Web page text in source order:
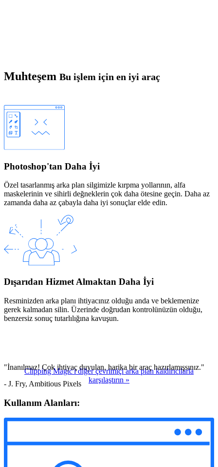
Muhteşem Bu işlem için en iyi araç
Photoshop'tan Daha İyi
Özel tasarlanmış arka plan silgimizle kırpma yollarının, alfa
maskelerinin ve sihirli değneklerin çok daha ötesine geçin. Daha az
zamanda daha az çabayla daha iyi sonuçlar elde edin.
Dışarıdan Hizmet Almaktan Daha İyi
Resminizden arka planı ihtiyacınız olduğu anda ve beklemenize
gerek kalmadan silin. Üzerinde doğrudan kontrolünüzün olduğu,
benzersiz sonuç tutarlılığına kavuşun.
Clipping Magic'i diğer çevrimiçi arka plan kaldırıcılarla
karşılaştırın »
"İnanılmaz! Çok ihtiyaç duyulan, harika bir araç hazırlamışsınız."
- J. Fry, Ambitious Pixels
Kullanım Alanları: